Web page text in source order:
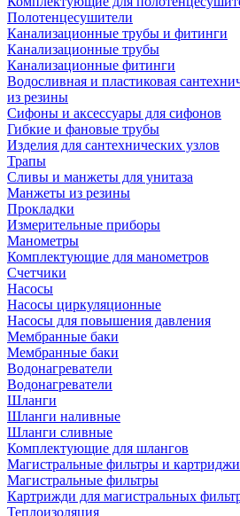
Полотенцесушители
Канализационные трубы и фитинги
Канализационные трубы
Канализационные фитинги
Водосливная и пластиковая
из резины
Сифоны и аксессуары для сифонов
Гибкие и фановые трубы
Изделия для сантехнических узлов
Трапы
Сливы и манжеты для унитаза
Манжеты из резины
Прокладки
Измерительные приборы
Манометры
Комплектующие для манометров
Счетчики
Насосы
Насосы циркуляционные
Насосы для повышения давления
Мембранные баки
Мембранные баки
Водонагреватели
Водонагреватели
Шланги
Шланги наливные
Шланги сливные
Комплектующие для шлангов
Магистральные фильтры и картриджи
Магистральные фильтры
Картрижди для магистральных
Теплоизоляция